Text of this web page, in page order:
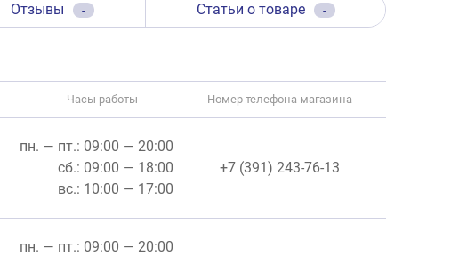
Отзывы - Статьи о товаре -
Часы работы Номер телефона магазина
пн. — пт.: 09:00 — 20:00
сб.: 09:00 — 18:00
вс.: 10:00 — 17:00
+7 (391) 243-76-13
пн. — пт.: 09:00 — 20:00